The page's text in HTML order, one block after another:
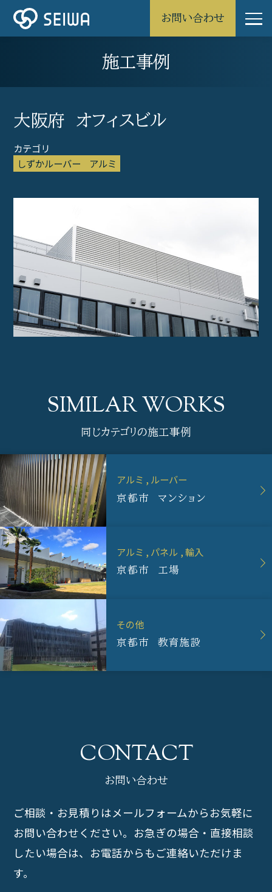
お問い合わせ
施工事例
大阪府 オフィスビル
しずかルーバー アルミ
同じカテゴリの施工事例
アルミ ルーバー
京都市 マンション
アルミ パネル 輸入
京都市 工場
その他
京都市 教育施設
お問い合わせ
ご相談・お見積りはメールフォームからお気軽に
お問い合わせください。 お急ぎの場合・直接相談
したい場合は、お電話からもご連絡いただけま
す。